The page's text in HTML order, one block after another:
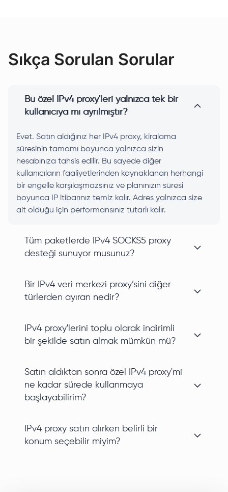
Sıkça Sorulan Sorular
Bu özel IPv4 proxy'leri yalnızca tek bir
kullanıcıya mı ayrılmıştır?
Evet. Satın aldığınız her IPv4 proxy, kiralama
süresinin tamamı boyunca yalnızca sizin
hesabınıza tahsis edilir. Bu sayede diğer
kullanıcıların faaliyetlerinden kaynaklanan herhangi
bir engelle karşılaşmazsınız ve planınızın süresi
boyunca IP itibarınız temiz kalır. Adres yalnızca size
ait olduğu için performansınız tutarlı kalır.
Tüm paketlerde IPv4 SOCKS5 proxy
desteği sunuyor musunuz?
Bir IPv4 veri merkezi proxy’sini diğer
türlerden ayıran nedir?
IPv4 proxy'lerini toplu olarak indirimli
bir şekilde satın almak mümkün mü?
Satın aldıktan sonra özel IPv4 proxy'mi
ne kadar sürede kullanmaya
başlayabilirim?
IPv4 proxy satın alırken belirli bir
konum seçebilir miyim?